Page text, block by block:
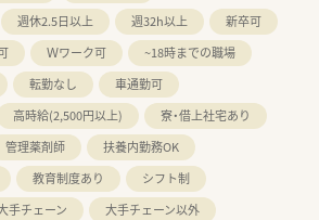
週休2.5日以上 週32h以上
新卒可
Ｗワーク可
~18時までの職場
転勤なし
車通勤可
高時給(2,500円以上)
寮・借上社宅あり
管理薬剤師
扶養内勤務OK
教育制度あり
シフト制
手チェーン
大手チェーン以外